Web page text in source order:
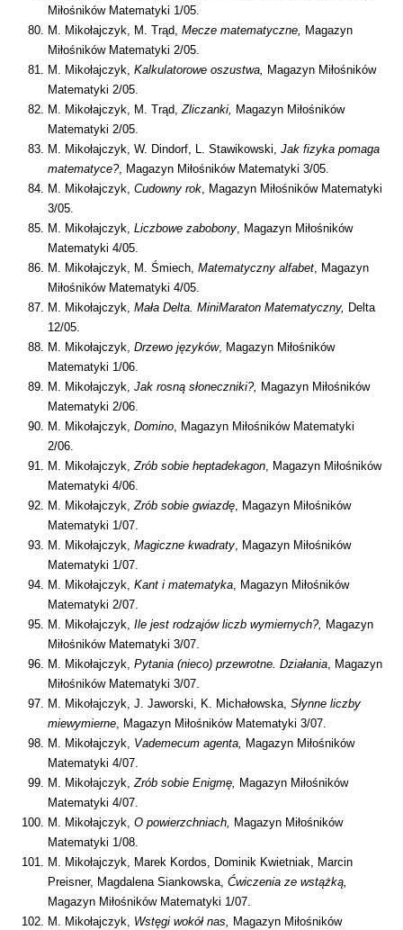
Miłośników Matematyki 1/05.
M. Mikołajczyk, M. Trąd, Mecze matematyczne, Magazyn
Miłośników Matematyki 2/05.
M. Mikołajczyk, Kalkulatorowe oszustwa, Magazyn Miłośników
Matematyki 2/05.
M. Mikołajczyk, M. Trąd,Zliczanki, Magazyn Miłośników
Matematyki 2/05.
M. Mikołajczyk, W. Dindorf, L. Stawikowski, Jak fizyka pomaga
matematyce?, Magazyn Miłośników Matematyki 3/05.
M. Mikołajczyk, Cudowny rok, Magazyn Miłośników Matematyki
3/05.
M. Mikołajczyk, Liczbowe zabobony, Magazyn Miłośników
Matematyki 4/05.
M. Mikołajczyk, M. Śmiech, Matematyczny alfabet, Magazyn
Miłośników Matematyki 4/05.
M. Mikołajczyk, Mała Delta. MiniMaraton Matematyczny, Delta
12/05.
M. Mikołajczyk, Drzewo języków, Magazyn Miłośników
Matematyki 1/06.
M. Mikołajczyk, Jak rosną słoneczniki?, Magazyn Miłośników
Matematyki 2/06.
M. Mikołajczyk, Domino, Magazyn Miłośników Matematyki
2/06.
M. Mikołajczyk,Zrób sobie heptadekagon, Magazyn Miłośników
Matematyki 4/06.
M. Mikołajczyk,Zrób sobie gwiazdę, Magazyn Miłośników
Matematyki 1/07.
M. Mikołajczyk, Magiczne kwadraty, Magazyn Miłośników
Matematyki 1/07.
M. Mikołajczyk, Kant i matematyka, Magazyn Miłośników
Matematyki 2/07.
M. Mikołajczyk, Ile jest rodzajów liczb wymiernych?, Magazyn
Miłośników Matematyki 3/07.
M. Mikołajczyk, Pytania (nieco) przewrotne. Działania, Magazyn
Miłośników Matematyki 3/07.
M. Mikołajczyk, J. Jaworski, K. Michałowska, Słynne liczby
miewymierne, Magazyn Miłośników Matematyki 3/07.
M. Mikołajczyk, Vademecum agenta, Magazyn Miłośników
Matematyki 4/07.
M. Mikołajczyk,Zrób sobie Enigmę, Magazyn Miłośników
Matematyki 4/07.
M. Mikołajczyk, O powierzchniach, Magazyn Miłośników
Matematyki 1/08.
M. Mikołajczyk, Marek Kordos, Dominik Kwietniak, Marcin
Preisner, Magdalena Siankowska, Ćwiczenia ze wstążką,
Magazyn Miłośników Matematyki 1/07.
M. Mikołajczyk, Wstęgi wokół nas, Magazyn Miłośników